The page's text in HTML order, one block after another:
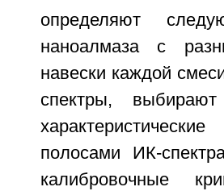
определяют
наноалмаза с
навески каждой
спектры,
полосами ИК-
калибровочные